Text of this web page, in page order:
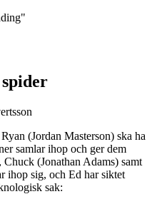
(Jordan Masterson) ska ha
samlar ihop och ger dem
(Jonathan Adams) samt
ihop sig, och Ed har siktet
sak: